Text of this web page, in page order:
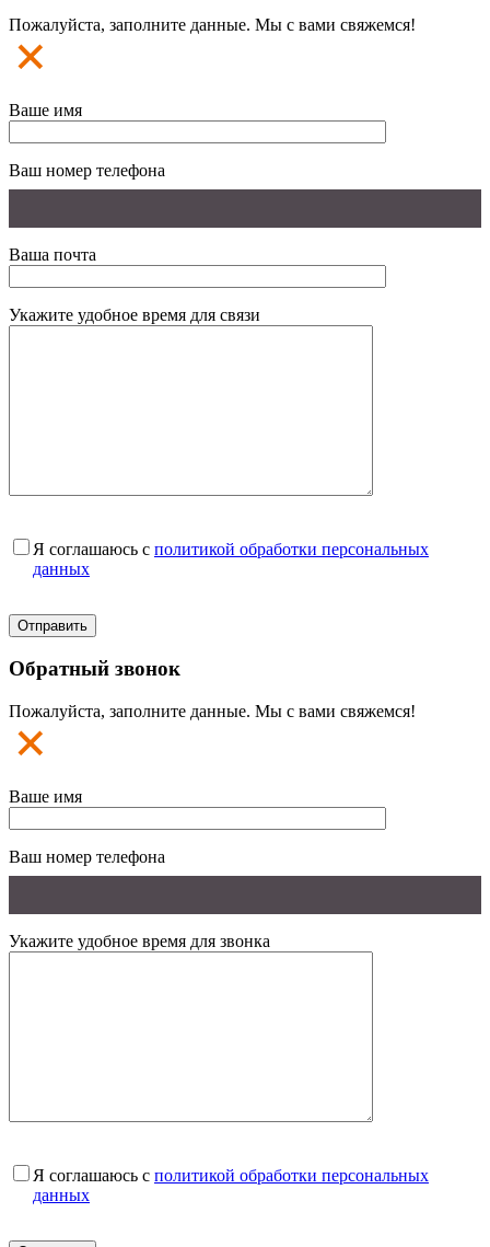
Пожалуйста, заполните данные. Мы с вами свяжемся!
Ваше имя
Ваш номер телефона
Ваша почта
Укажите удобное время для связи
Я соглашаюсь с политикой обработки персональных
данных
Обратный звонок
Пожалуйста, заполните данные. Мы с вами свяжемся!
Ваше имя
Ваш номер телефона
Укажите удобное время для звонка
Я соглашаюсь с политикой обработки персональных
данных